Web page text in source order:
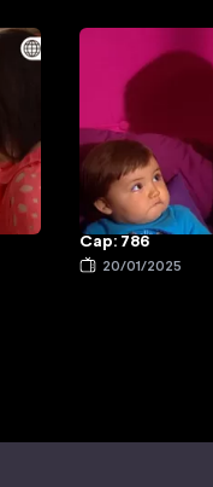
Cap: 786
20/01/2025